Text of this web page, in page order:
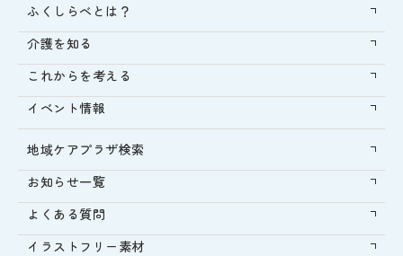
ふくしらべとは？
介護を知る
これからを考える
イベント情報
地域ケアプラザ検索
お知らせ一覧
よくある質問
イラストフリー素材